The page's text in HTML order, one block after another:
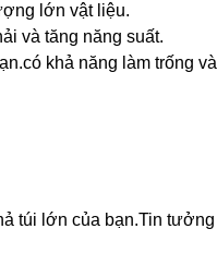
lớn vật liệu.
và tăng năng suất.
khả năng làm trống
túi lớn của bạn.Tin